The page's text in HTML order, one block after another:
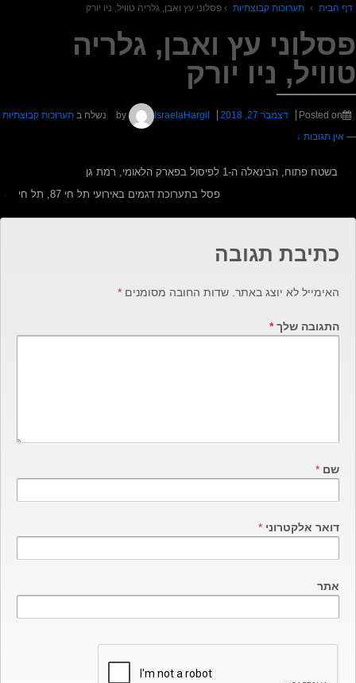
הבית תערוכות קבוצתיות פסלוני עץ ואבן, גלריה טוויל, ניו יורק
עץ ואבן, גלריה
ניו יורק
Posted on דצמבר 27, 2018 by
IsraelaHargil נשלח בתערוכות קבוצתיות
אין תגובות ↓
בשטח פתוח, הבינאלה ה-1 לפיסול בפארק הלאומי, רמת גן
פסל בתערוכת דגמים באירועי תל חי 87, תל חי
כתיבת תגובה
האימייל לא יוצג באתר. שדות החובה מסומנים*
התגובה שלך*
שם *
דואר אלקטרוני *
אתר